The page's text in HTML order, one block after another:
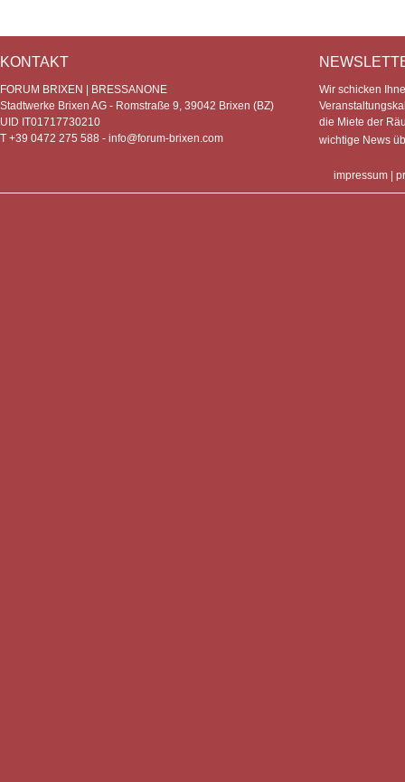
KONTAKT
FORUM BRIXEN | BRESSANONE
Stadtwerke Brixen AG - Romstraße 9, 39042 Brixen (BZ)
UID IT01717730210
T +39 0472 275 588 - info@forum-brixen.com
Wir schicken
die Miete der
wichtige News
impressum